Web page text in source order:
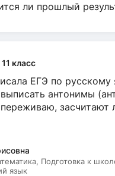
ли прошлый
11 класс
ЕГЭ по
антонимы
засчитают
Подготовка к
язык